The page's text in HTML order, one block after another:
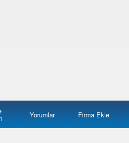
Yorumlar Firma Ekle